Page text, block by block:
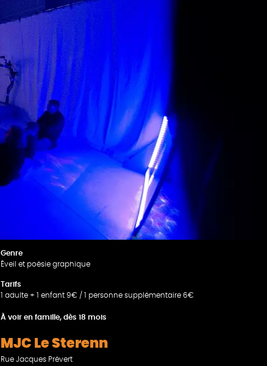
Genre
Éveil et poésie graphique
Tarifs
1 adulte + 1 enfant 9€ / 1 personne supplémentaire 6€
À voir en famille, dès 18 mois
MJC Le Sterenn
Rue Jacques Prévert